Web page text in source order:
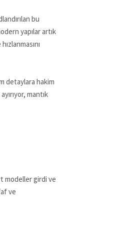
bu
yapılar artık
detaylara hakim
mantık
modeller girdi ve
ve